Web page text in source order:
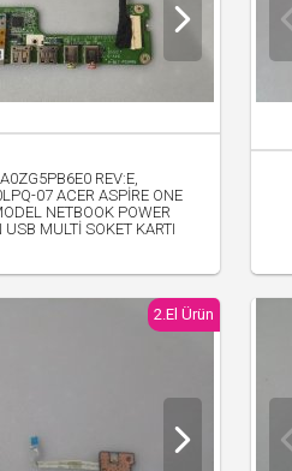
REV:E,
07 ACER ASPİRE ONE
NETBOOK POWER
USB MULTİ SOKET KARTI
2.El Ürün